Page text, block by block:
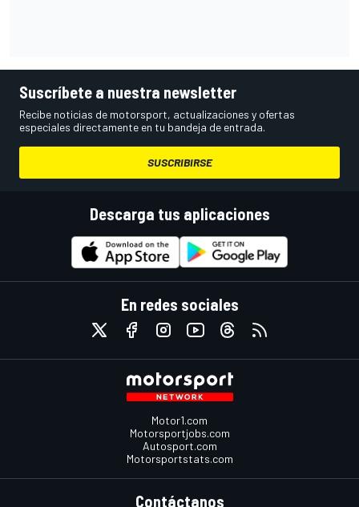
Suscríbete a nuestra newsletter
Recibe noticias de motorsport, actualizaciones y ofertas
especiales directamente en tu bandeja de entrada.
SUSCRIBIRSE
Descarga tus aplicaciones
En redes sociales
Motor1.com
Motorsportjobs.com
Autosport.com
Motorsportstats.com
Contáctanos